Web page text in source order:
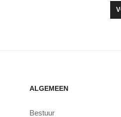
JAREN DE BIODIVERSITEIT
ALGEMEEN
Bestuur